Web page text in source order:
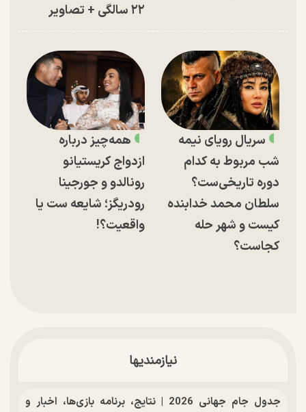
۲۲ سالگی + تصاویر
سریال رویای نیمه
شب مربوط به کدام
دوره تاریخی‌ست؟
سلطان محمد خدابنده
کیست و شهر حله
کجاست؟
همه‌چیز درباره
ازدواج کریستیانو
رونالدو و جورجینا
رودریگز؛ شایعه ست یا
واقعیت؟!
نیازمندیها
جدول جام جهانی 2026 | نتایج، برنامه بازی‌ها، اخبار و